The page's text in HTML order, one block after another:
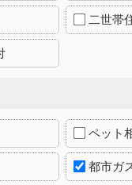
二世帯
ペット
都市ガ